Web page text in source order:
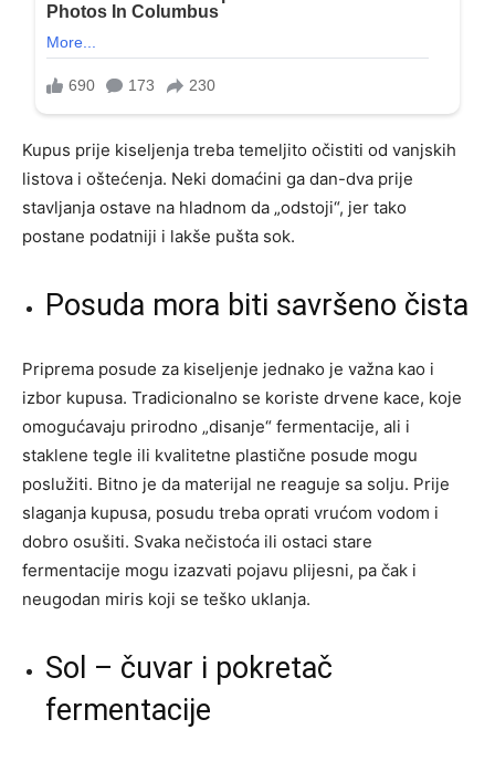
Kupus prije kiseljenja treba temeljito očistiti od vanjskih
listova i oštećenja. Neki domaćini ga dan-dva prije
stavljanja ostave na hladnom da „odstoji“, jer tako
postane podatniji i lakše pušta sok.
Posuda mora biti savršeno čista
Priprema posude za kiseljenje jednako je važna kao i
izbor kupusa. Tradicionalno se koriste drvene kace, koje
omogućavaju prirodno „disanje“ fermentacije, ali i
staklene tegle ili kvalitetne plastične posude mogu
poslužiti. Bitno je da materijal ne reaguje sa solju. Prije
slaganja kupusa, posudu treba oprati vrućom vodom i
dobro osušiti. Svaka nečistoća ili ostaci stare
fermentacije mogu izazvati pojavu plijesni, pa čak i
neugodan miris koji se teško uklanja.
Sol – čuvar i pokretač
fermentacije